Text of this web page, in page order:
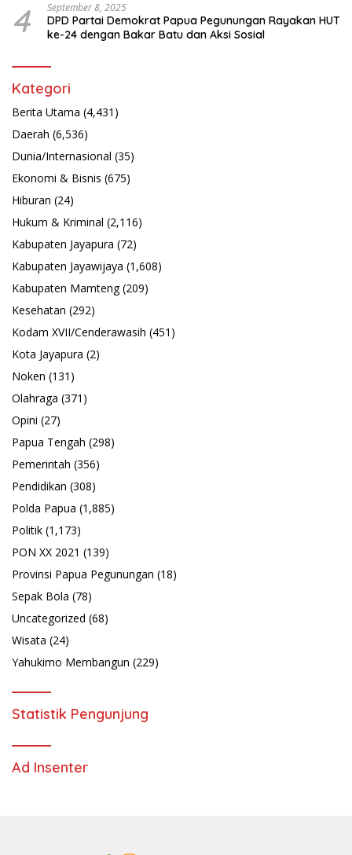
4 September 8, 2025
DPD Partai Demokrat Papua Pegunungan Rayakan HUT
ke-24 dengan Bakar Batu dan Aksi Sosial
Kategori
Berita Utama (4,431)
Daerah (6,536)
Dunia/Internasional (35)
Ekonomi & Bisnis (675)
Hiburan (24)
Hukum & Kriminal (2,116)
Kabupaten Jayapura (72)
Kabupaten Jayawijaya (1,608)
Kabupaten Mamteng(209)
Kesehatan (292)
Kodam XVII/Cenderawasih (451)
Kota Jayapura (2)
Noken (131)
Olahraga (371)
Opini (27)
Papua Tengah (298)
Pemerintah (356)
Pendidikan (308)
Polda Papua (1,885)
Politik (1,173)
PON XX 2021 (139)
Provinsi Papua Pegunungan (18)
Sepak Bola (78)
Uncategorized (68)
Wisata (24)
Yahukimo Membangun (229)
Statistik Pengunjung
Ad Insenter